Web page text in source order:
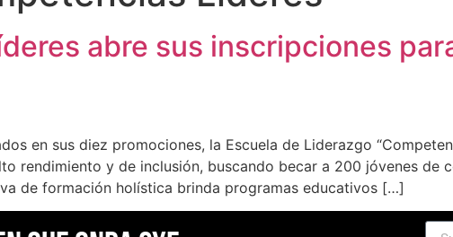
abre sus inscripciones
en sus diez promociones, la Escuela de Liderazgo
rendimiento y de inclusión, buscando becar a 200 jóvenes de
de formación holística brinda programas educativos […]